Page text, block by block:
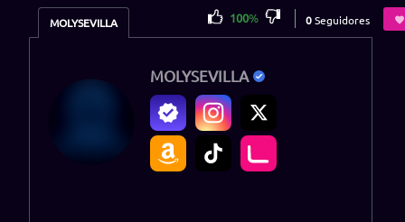
MOLYSEVILLA 100% 0Seguidores
MOLYSEVILLA